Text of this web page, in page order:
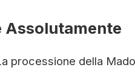
Assolutamente
processione della